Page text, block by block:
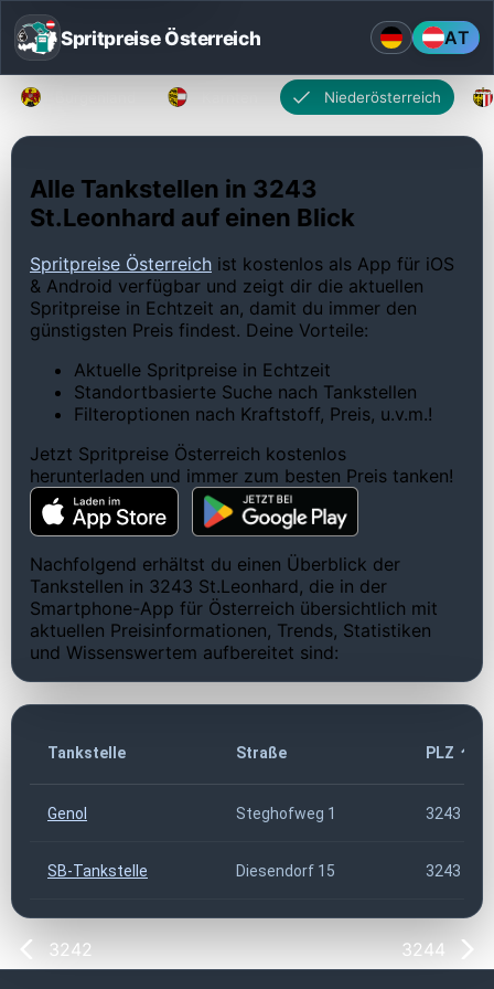
Spritpreise Österreich AT
Niederösterreich
Alle Tankstellen in 3243
St.Leonhard auf einen Blick
Spritpreise Österreich ist kostenlos als App für iOS
& Android verfügbar und zeigt dir die aktuellen
Spritpreise in Echtzeit an, damit du immer den
günstigsten Preis findest. Deine Vorteile:
Aktuelle Spritpreise in Echtzeit
Standortbasierte Suche nach Tankstellen
Filteroptionen nach Kraftstoff, Preis, u.v.m.!
Jetzt Spritpreise Österreich kostenlos
herunterladen und immer zum besten Preis tanken!
Nachfolgend erhältst du einen Überblick der
Tankstellen in 3243 St.Leonhard, die in der
Smartphone-App für Österreich übersichtlich mit
aktuellen Preisinformationen, Trends, Statistiken
und Wissenswertem aufbereitet sind:
Tankstelle Straße PLZ
Genol Steghofweg 1 3243
SB-Tankstelle Diesendorf 15 3243
3242 3244